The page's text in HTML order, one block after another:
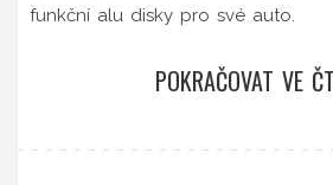
funkční alu disky pro své auto.
POKRAČOVAT VE